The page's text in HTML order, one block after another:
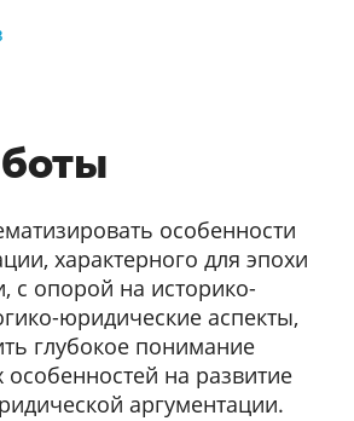
особенности
характерного для эпохи
с опорой на историко-
юридические аспекты,
глубокое понимание
на развитие
аргументации.